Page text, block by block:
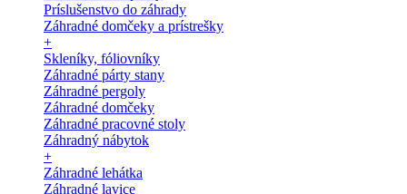
Príslušenstvo do záhrady
Záhradné domčeky a prístrešky
+
Skleníky, fóliovníky
Záhradné párty stany
Záhradné pergoly
Záhradné domčeky
Záhradné pracovné stoly
Záhradný nábytok
+
Záhradné lehátka
Záhradné lavice